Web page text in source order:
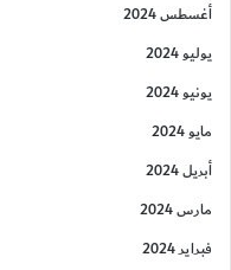
أغسطس 2024
يوليو 2024
يونيو 2024
مايو 2024
أبريل 2024
مارس 2024
فبراير 2024